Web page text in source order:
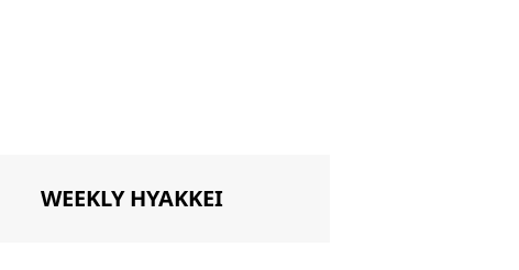
WEEKLY HYAKKEI